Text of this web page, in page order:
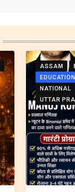
ASSAM
EDUCATION
NATIONAL
UTTAR